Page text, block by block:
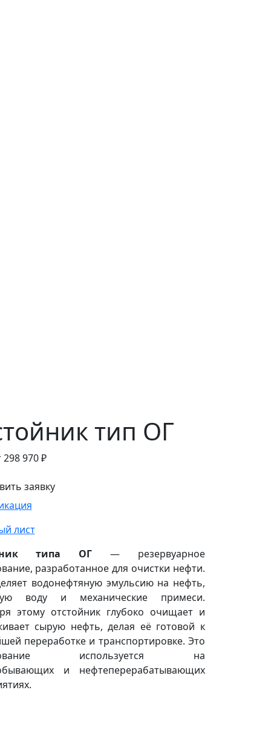
тип ОГ
298 970₽
заявку
лист
типа ОГ — резервуарное
разработанное для очистки нефти.
водонефтяную эмульсию на нефть,
воду и механические примеси.
этому отстойник глубоко очищает и
сырую нефть, делая её готовой к
переработке и транспортировке. Это
используется на
и нефтеперерабатывающих